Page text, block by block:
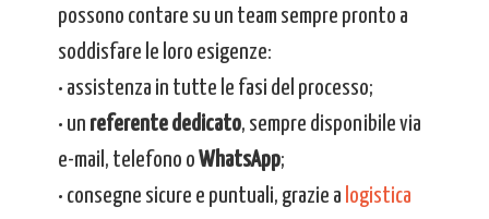
possono contare su un team sempre pronto a
soddisfare le loro esigenze:
• assistenza in tutte le fasi del processo;
• un referente dedicato, sempre disponibile via
e-mail, telefono o WhatsApp;
• consegne sicure e puntuali, grazie a logistica